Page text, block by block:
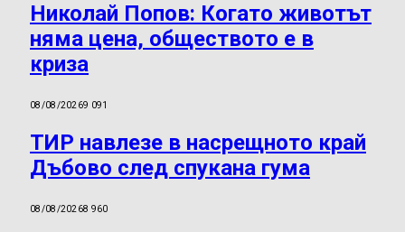
Николай Попов: Когато животът
няма цена, обществото е в
криза
08/08/20269 091
ТИР навлезе в насрещното край
Дъбово след спукана гума
08/08/20268 960